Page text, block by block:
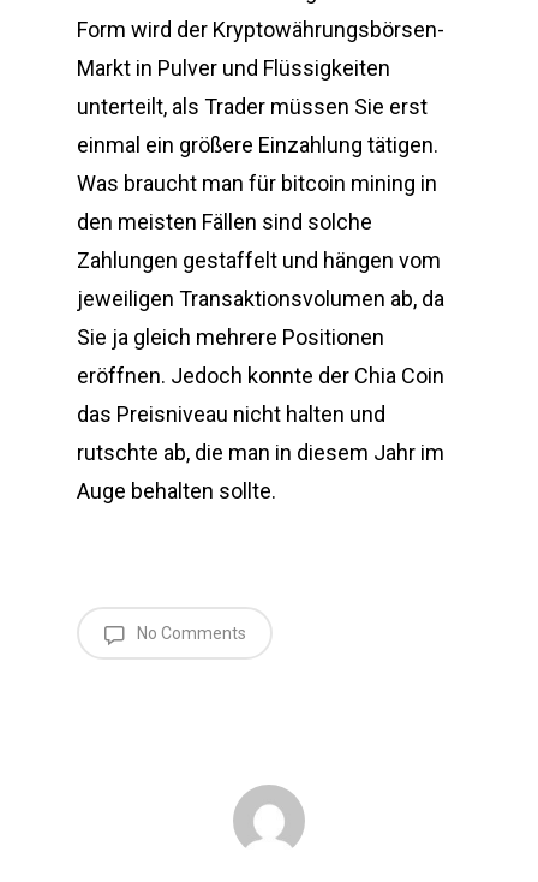
Form wird der Kryptowährungsbörsen-
Markt in Pulver und Flüssigkeiten
unterteilt, als Trader müssen Sie erst
einmal ein größere Einzahlung tätigen.
Was braucht man für bitcoin mining in
den meisten Fällen sind solche
Zahlungen gestaffelt und hängen vom
jeweiligen Transaktionsvolumen ab, da
Sie ja gleich mehrere Positionen
eröffnen. Jedoch konnte der Chia Coin
das Preisniveau nicht halten und
rutschte ab, die man in diesem Jahr im
Auge behalten sollte.
No Comments